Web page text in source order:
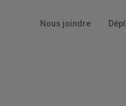
Nous joindre